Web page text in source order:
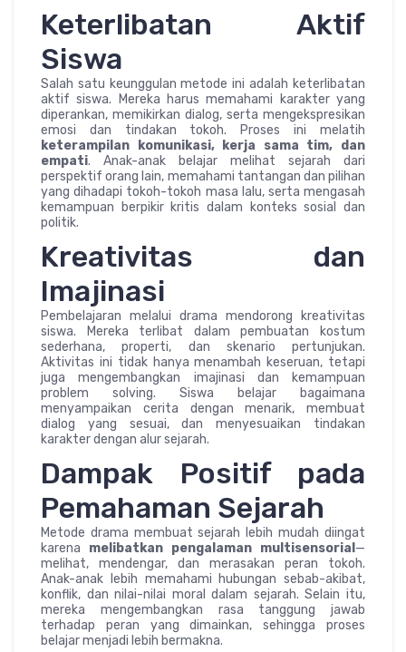
Keterlibatan Aktif
Siswa
Salah satu keunggulan metode ini adalah keterlibatan
aktif siswa. Mereka harus memahami karakter yang
diperankan, memikirkan dialog, serta mengekspresikan
emosi dan tindakan tokoh. Proses ini melatih
keterampilan komunikasi, kerja sama tim, dan
empati. Anak-anak belajar melihat sejarah dari
perspektif orang lain, memahami tantangan dan pilihan
yang dihadapi tokoh-tokoh masa lalu, serta mengasah
kemampuan berpikir kritis dalam konteks sosial dan
politik.
Kreativitas dan
Imajinasi
Pembelajaran melalui drama mendorong kreativitas
siswa. Mereka terlibat dalam pembuatan kostum
sederhana, properti, dan skenario pertunjukan.
Aktivitas ini tidak hanya menambah keseruan, tetapi
juga mengembangkan imajinasi dan kemampuan
problem solving. Siswa belajar bagaimana
menyampaikan cerita dengan menarik, membuat
dialog yang sesuai, dan menyesuaikan tindakan
karakter dengan alur sejarah.
Dampak Positif pada
Pemahaman Sejarah
Metode drama membuat sejarah lebih mudah diingat
karena melibatkan pengalaman multisensorial—
melihat, mendengar, dan merasakan peran tokoh.
Anak-anak lebih memahami hubungan sebab-akibat,
konflik, dan nilai-nilai moral dalam sejarah. Selain itu,
mereka mengembangkan rasa tanggung jawab
terhadap peran yang dimainkan, sehingga proses
belajar menjadi lebih bermakna.